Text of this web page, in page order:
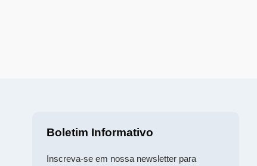
Boletim Informativo
Inscreva-se em nossa newsletter para